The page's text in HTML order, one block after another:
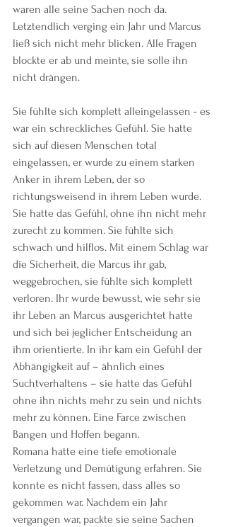
waren alle seine Sachen noch da.
Letztendlich verging ein Jahr und Marcus
ließ sich nicht mehr blicken. Alle Fragen
blockte er ab und meinte, sie solle ihn
nicht drängen.
Sie fühlte sich komplett alleingelassen - es
war ein schreckliches Gefühl. Sie hatte
sich auf diesen Menschen total
eingelassen, er wurde zu einem starken
Anker in ihrem Leben, der so
richtungsweisend in ihrem Leben wurde.
Sie hatte das Gefühl, ohne ihn nicht mehr
zurecht zu kommen. Sie fühlte sich
schwach und hilflos. Mit einem Schlag war
die Sicherheit, die Marcus ihr gab,
weggebrochen, sie fühlte sich komplett
verloren. Ihr wurde bewusst, wie sehr sie
ihr Leben an Marcus ausgerichtet hatte
und sich bei jeglicher Entscheidung an
ihm orientierte. In ihr kam ein Gefühl der
Abhängigkeit auf – ähnlich eines
Suchtverhaltens – sie hatte das Gefühl
ohne ihn nichts mehr zu sein und nichts
mehr zu können. Eine Farce zwischen
Bangen und Hoffen begann.
Romana hatte eine tiefe emotionale
Verletzung und Demütigung erfahren. Sie
konnte es nicht fassen, dass alles so
gekommen war. Nachdem ein Jahr
vergangen war, packte sie seine Sachen